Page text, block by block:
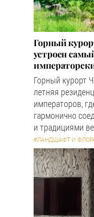
Горный
устроен
Горный курорт
летняя
императоров,
гармонично
и традициями
#ЛАНДШАФТ И